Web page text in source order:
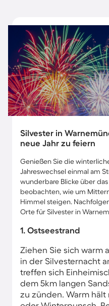
Silvester in
neue Jahr zu feiern
Genießen Sie die
Jahreswechsel einmal am
wunderbare Blicke über
beobachten, wie um
Himmel steigen.
Orte für Silvester in
1. Ostseestrand
Ziehen Sie sich warm
in der Silvesternacht
treffen sich
dem 5km langen
zu zünden. Warm